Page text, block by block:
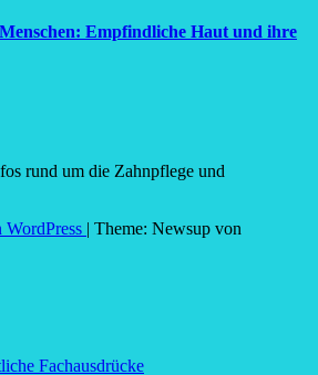
Empfindliche Haut und ihre
rund um die Zahnpflege und
| Theme: Newsup von
Fachausdrücke